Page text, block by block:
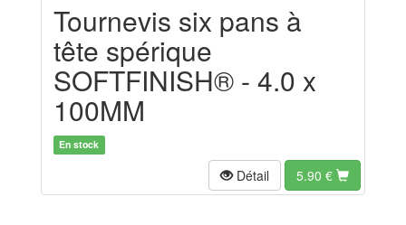
Tournevis six pans à
tête spérique
SOFTFINISH® - 4.0 x
100MM
En stock
Détail 5.90 €